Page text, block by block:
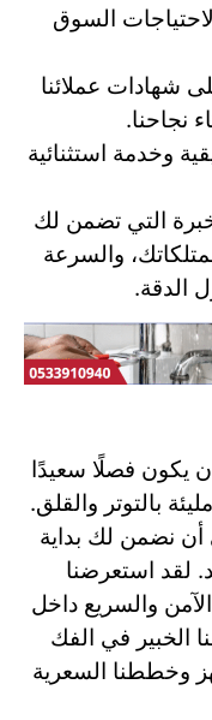
السوق
شهادات عملائنا
نجاحنا.
وخدمة استثنائية
التي تضمن لك
والسرعة
الدقة.
يكون فصلًا سعيدًا
بالتوتر والقلق.
أن نضمن لك بداية
لقد استعرضنا
والسريع داخل
الخبير في الفك
وخططنا السعرية